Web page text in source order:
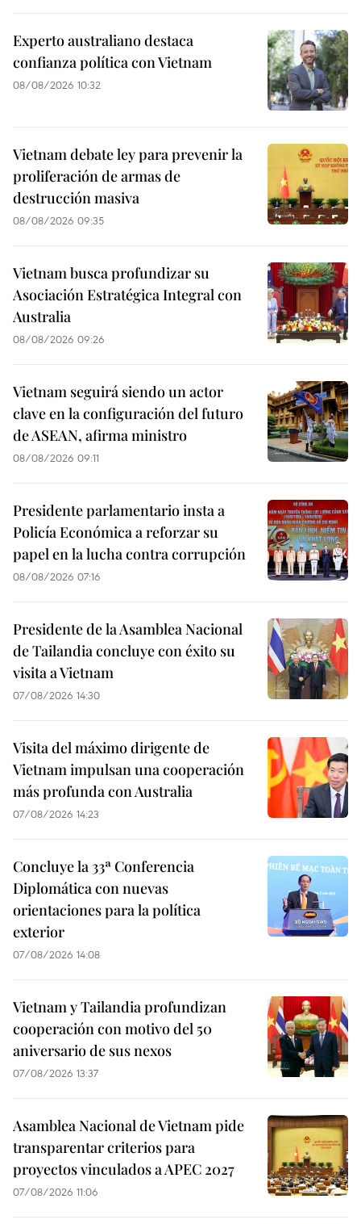
Experto australiano destaca
confianza política con Vietnam
08/08/2026 10:32
Vietnam debate ley para prevenir la
proliferación de armas de
destrucción masiva
08/08/2026 09:35
Vietnam busca profundizar su
Asociación Estratégica Integral con
Australia
08/08/2026 09:26
Vietnam seguirá siendo un actor
clave en la configuración del futuro
de ASEAN, afirma ministro
08/08/2026 09:11
Presidente parlamentario insta a
Policía Económica a reforzar su
papel en la lucha contra corrupción
08/08/2026 07:16
Presidente de la Asamblea Nacional
de Tailandia concluye con éxito su
visita a Vietnam
07/08/2026 14:30
Visita del máximo dirigente de
Vietnam impulsan una cooperación
más profunda con Australia
07/08/2026 14:23
Concluye la 33ª Conferencia
Diplomática con nuevas
orientaciones para la política
exterior
07/08/2026 14:08
Vietnam y Tailandia profundizan
cooperación con motivo del 50
aniversario de sus nexos
07/08/2026 13:37
Asamblea Nacional de Vietnam pide
transparentar criterios para
proyectos vinculados a APEC 2027
07/08/2026 11:06